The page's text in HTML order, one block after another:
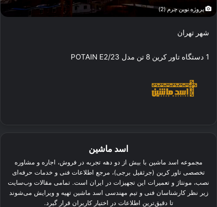
پروژه نوین چرم (2)
شهر تهران
1 دستگاه تاور کرین 8 تن مدل POTAIN E2/23
اسد ماشین
مجموعه اسد ماشین با بیش از دو دهه تجربه در فروش، اجاره و مشاوره
تخصصی تاور کرین (جرثقیل برجی)، مرجع اطلاعات فنی و خدمات حرفه‌ای
نصب، مونتاژ و تعمیرات این تجهیزات در ایران است. تمامی مقالات وب‌سایت
زیر نظر کارشناسان فنی و تیم مهندسی اسد ماشین تهیه و ویرایش می‌شوند
تا دقیق‌ترین اطلاعات در اختیار کاربران قرار گیرد.